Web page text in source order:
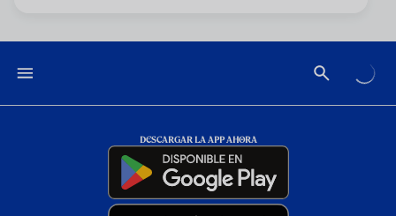
DESCARGAR LA APP AHORA